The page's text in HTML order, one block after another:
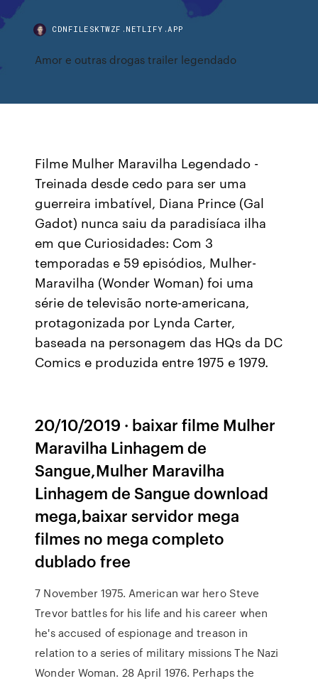
CDNFILESKTWZF.NETLIFY.APP
Amor e outras drogas trailer legendado
Filme Mulher Maravilha Legendado -
Treinada desde cedo para ser uma
guerreira imbatível, Diana Prince (Gal
Gadot) nunca saiu da paradisíaca ilha
em que Curiosidades: Com 3
temporadas e 59 episódios, Mulher-
Maravilha (Wonder Woman) foi uma
série de televisão norte-americana,
protagonizada por Lynda Carter,
baseada na personagem das HQs da DC
Comics e produzida entre 1975 e 1979.
20/10/2019 · baixar filme Mulher
Maravilha Linhagem de
Sangue,Mulher Maravilha
Linhagem de Sangue download
mega,baixar servidor mega
filmes no mega completo
dublado free
7 November 1975. American war hero Steve
Trevor battles for his life and his career when
he's accused of espionage and treason in
relation to a series of military missions The Nazi
Wonder Woman. 28 April 1976. Perhaps the